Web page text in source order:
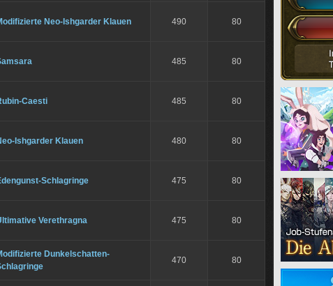
Neo-Ishgarder Klauen 490 80
485 80
Caesti 485 80
Ishgarder Klauen 480 80
Schlagringe 475 80
Verethragna 475 80
Dunkelschatten-
470 80